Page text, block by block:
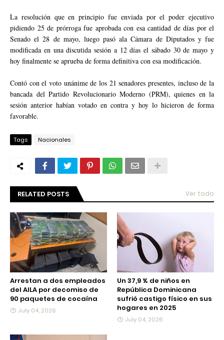
La resolución que en principio fue enviada por el poder ejecutivo
pidiendo 25 de prórroga fue aprobada con esa cantidad de días por el
Senado el 28 de mayo, luego pasó ala Cámara de Diputados y fue
modificada en una discutida sesión a 12 días el sábado 30 de mayo y
hoy finalmente se aprueba de forma definitiva con esa modificación.
Contó con el voto unánime de los 21 senadores presentes, incluso de la
bancada del Partido Revolucionario Moderno (PRM), quienes en la
sesión anterior habían votado en contra y hoy lo hicieron de forma
favorable.
Tags Nacionales
RELATED POSTS Ver todo
Arrestan a dos empleados
del AILA por decomiso de
90 paquetes de cocaína
July 04, 2026
Un 37,9 % de niños en
República Dominicana
sufrió castigo físico en sus
hogares en 2025
July 04, 2026